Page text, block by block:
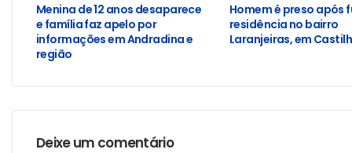
Menina de 12 anos desaparece
e família faz apelo por
informações em Andradina e
região
Homem é preso após
residência no bairro
Laranjeiras, em
Deixe um comentário